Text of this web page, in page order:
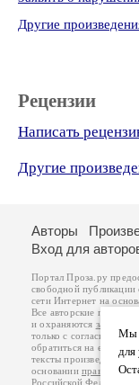
Другие
Рецензии
Написать
Другие
Мы
для
Авторы
Вход для
Портал Проза.ру
свободной публикации
сети Интернет на
Все авторские права
и охраняются законом
только с согласия его
обратиться на его
тексты произведений
основанииправил
Российской Федерации